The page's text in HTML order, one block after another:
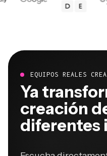
Ya
creación
diferentes
publican más